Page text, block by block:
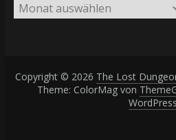
Archiv
Copyright © 2026 The Lost
Theme: ColorMag von
WordPress